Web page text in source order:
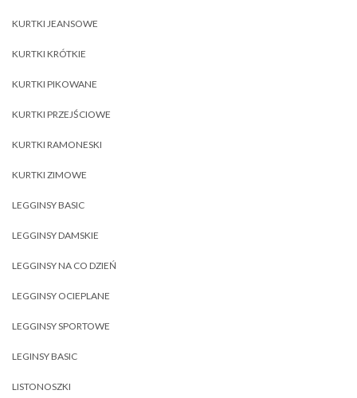
KURTKI JEANSOWE
KURTKI KRÓTKIE
KURTKI PIKOWANE
KURTKI PRZEJŚCIOWE
KURTKI RAMONESKI
KURTKI ZIMOWE
LEGGINSY BASIC
LEGGINSY DAMSKIE
LEGGINSY NA CO DZIEŃ
LEGGINSY OCIEPLANE
LEGGINSY SPORTOWE
LEGINSY BASIC
LISTONOSZKI